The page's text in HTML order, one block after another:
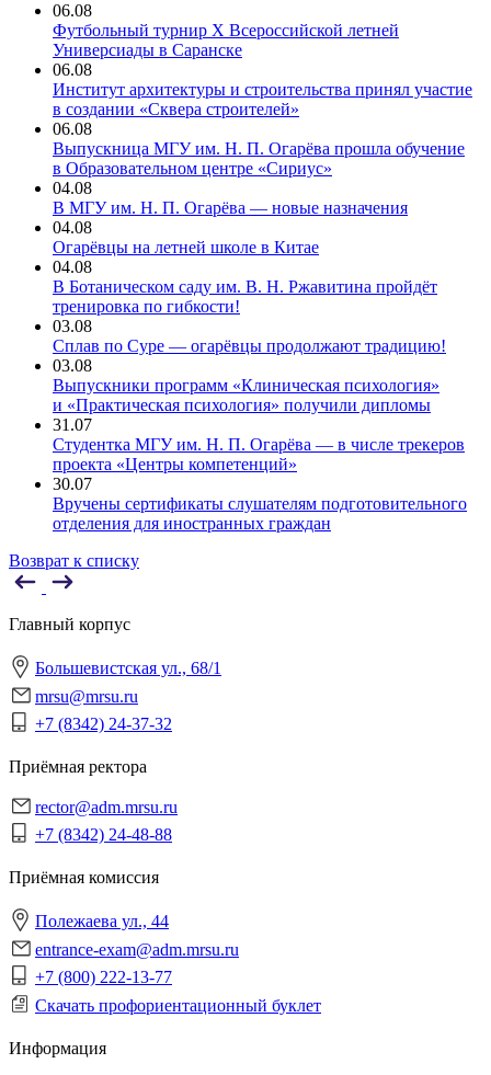
06.08
Футбольный турнир X Всероссийской летней
Универсиады в Саранске
06.08
Институт архитектуры и строительства принял участие
в создании «Сквера строителей»
06.08
Выпускница МГУ им. Н. П. Огарёва прошла обучение
в Образовательном центре «Сириус»
04.08
В МГУ им. Н. П. Огарёва — новые назначения
04.08
Огарёвцы на летней школе в Китае
04.08
В Ботаническом саду им. В. Н. Ржавитина пройдёт
тренировка по гибкости!
03.08
Сплав по Суре — огарёвцы продолжают традицию!
03.08
Выпускники программ «Клиническая психология»
и «Практическая психология» получили дипломы
31.07
Студентка МГУ им. Н. П. Огарёва — в числе трекеров
проекта «Центры компетенций»
30.07
Вручены сертификаты слушателям подготовительного
отделения для иностранных граждан
Возврат к списку
Главный корпус
Большевистская ул., 68/1
mrsu@mrsu.ru
+7 (8342) 24-37-32
Приёмная ректора
rector@adm.mrsu.ru
+7 (8342) 24-48-88
Приёмная комиссия
Полежаева ул., 44
entrance-exam@adm.mrsu.ru
+7 (800) 222-13-77
Скачать профориентационный буклет
Информация